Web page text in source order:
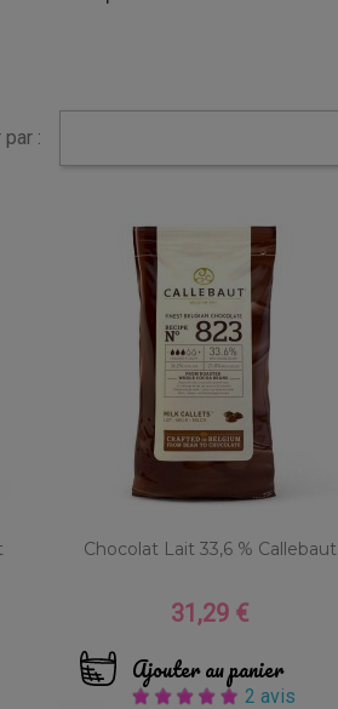
par :
Chocolat Lait 33,6 % Callebaut
Prix
31,29 €
Ajouter au panier
2 avis